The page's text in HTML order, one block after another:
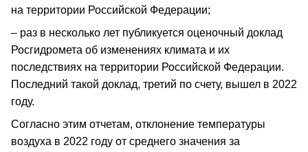
на территории Российской Федерации;
– раз в несколько лет публикуется оценочный доклад
Росгидромета об изменениях климата и их
последствиях на территории Российской Федерации.
Последний такой доклад, третий по счету, вышел в 2022
году.
Согласно этим отчетам, отклонение температуры
воздуха в 2022 году от среднего значения за